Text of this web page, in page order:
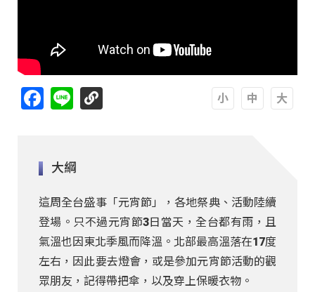
Facebook
Line
大綱
這周全台盛事「元宵節」，各地祭典、活動陸續
登場。只不過元宵節3日當天，全台都有雨，且
氣溫也因東北季風而降溫。北部最高溫落在17度
左右，因此要去燈會，或是參加元宵節活動的觀
眾朋友，記得帶把傘，以及穿上保暖衣物。